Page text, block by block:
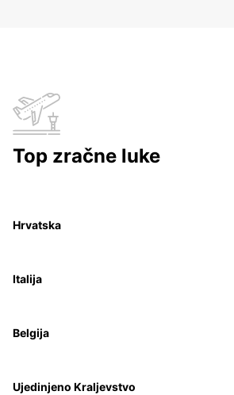
Top zračne luke
Hrvatska
Italija
Belgija
Ujedinjeno Kraljevstvo